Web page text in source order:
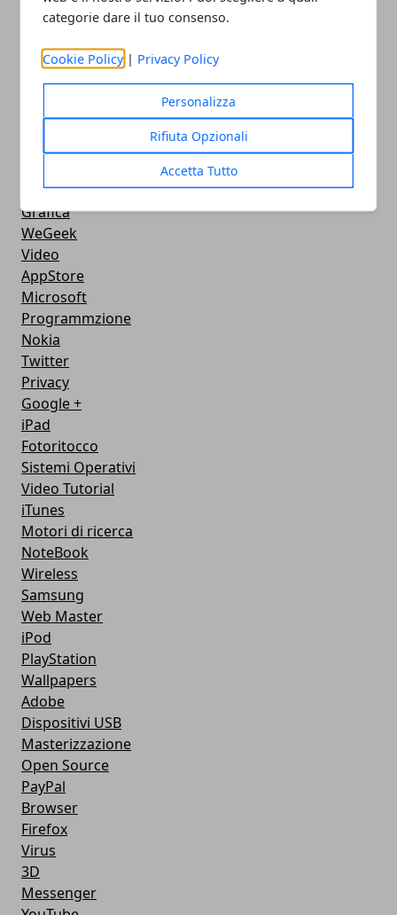
categorie dare il tuo consenso.
Cookie Policy | Privacy Policy
Personalizza
Rifiuta Opzionali
Accetta Tutto
MacBook
Google Maps
Console
Download
Adsl
Grafica
WeGeek
Video
AppStore
Microsoft
Programmzione
Nokia
Twitter
Privacy
Google +
iPad
Fotoritocco
Sistemi Operativi
Video Tutorial
iTunes
Motori di ricerca
NoteBook
Wireless
Samsung
Web Master
iPod
PlayStation
Wallpapers
Adobe
Dispositivi USB
Masterizzazione
Open Source
PayPal
Browser
Firefox
Virus
3D
Messenger